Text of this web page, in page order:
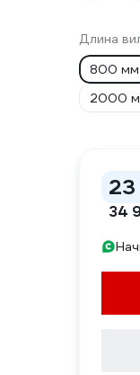
Длина
800 мм
2000
34